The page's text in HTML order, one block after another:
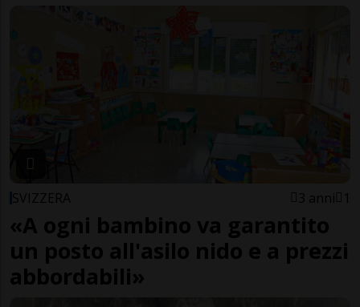
SVIZZERA 3 anni 1
«A ogni bambino va garantito
un posto all'asilo nido e a prezzi
abbordabili»